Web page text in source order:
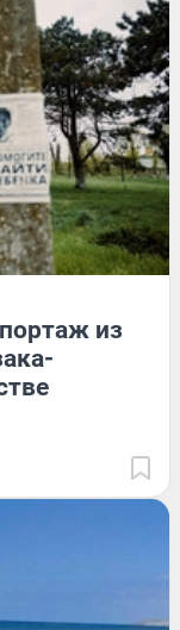
из